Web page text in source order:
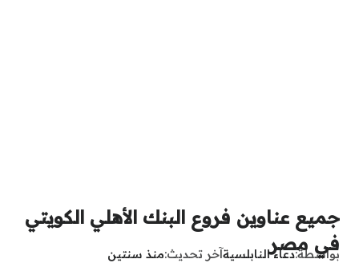
جميع عناوين فروع البنك الأهلي الكويتي
في مصر
بواسطةدعاء النابلسيةآخر تحديث منذ سنتين